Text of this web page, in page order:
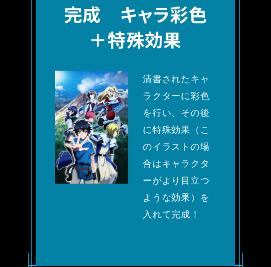
完成 キャラ彩色
＋特殊効果
清書されたキャ
ラクターに彩色
を行い、その後
に特殊効果（こ
のイラストの場
合はキャラクタ
ーがより目立つ
ような効果）を
入れて完成！